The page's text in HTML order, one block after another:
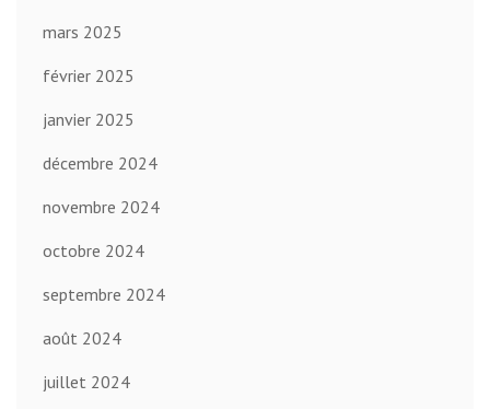
mars 2025
février 2025
janvier 2025
décembre 2024
novembre 2024
octobre 2024
septembre 2024
août 2024
juillet 2024